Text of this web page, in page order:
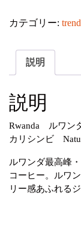
ａ
【豆】
個
カテゴリー: trend
説明
説明
Rwanda ルワン
カリシンビ
ルワンダ最高峰
コーヒー。ルワ
リー感あふれる